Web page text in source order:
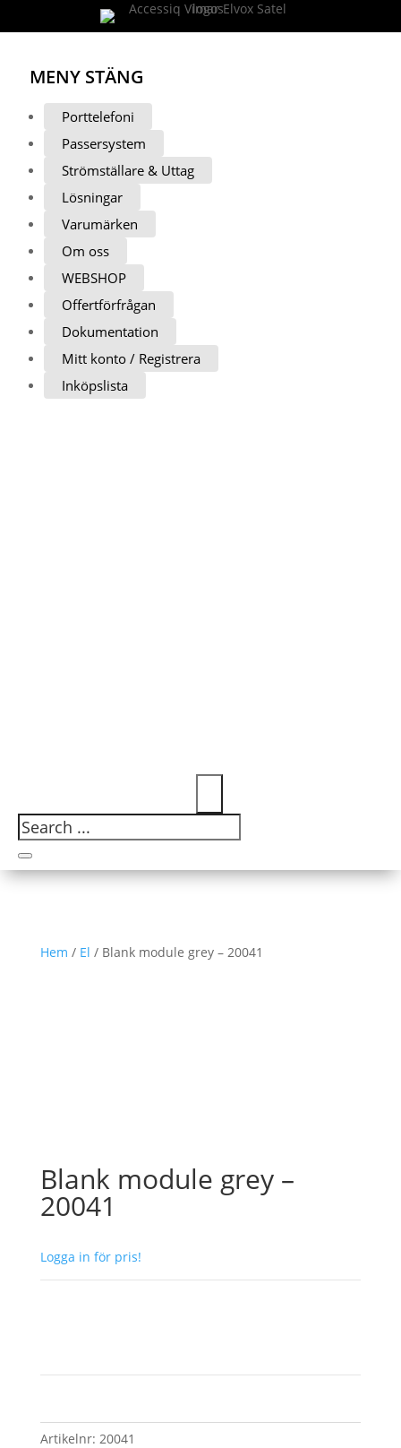
MENY STÄNG
Porttelefoni
Passersystem
Strömställare & Uttag
Lösningar
Varumärken
Om oss
WEBSHOP
Offertförfrågan
Dokumentation
Mitt konto / Registrera
Inköpslista
Hem / El / Blank module grey – 20041
Blank module grey –
20041
Logga in för pris!
Artikelnr: 20041